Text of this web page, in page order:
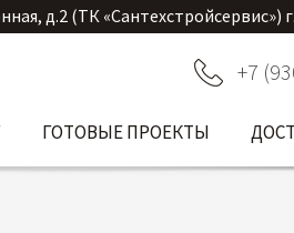
д.2 (ТК
+7
ГОТОВЫЕ ПРОЕКТЫ